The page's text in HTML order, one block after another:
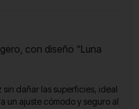
con diseño “Luna
dañar las superficies, ideal
un ajuste cómodo y seguro al